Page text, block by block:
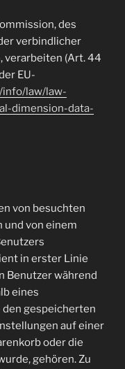
des
verbindlicher
(Art. 44
EU-
info/law/law-
dimension-data-
von besuchten
und von einem
in erster Linie
Benutzer während
eines
den gespeicherten
auf einer
oder die
gehören. Zu